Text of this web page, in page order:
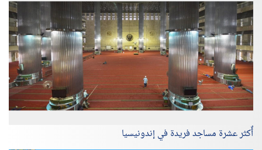
أٌكثر عشرة مساجد فريدة في إندونيسيا